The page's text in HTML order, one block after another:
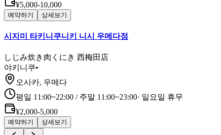
¥5,000-10,000
예약하기 상세보기
시지미 타키니쿠니키 니시 우메다점
しじみ炊き肉くにき 西梅田店
야키니쿠•
오사카, 우메다
평일 11:00~22:00 / 주말 11:00~23:00· 일요일 휴무
¥2,000-5,000
예약하기 상세보기